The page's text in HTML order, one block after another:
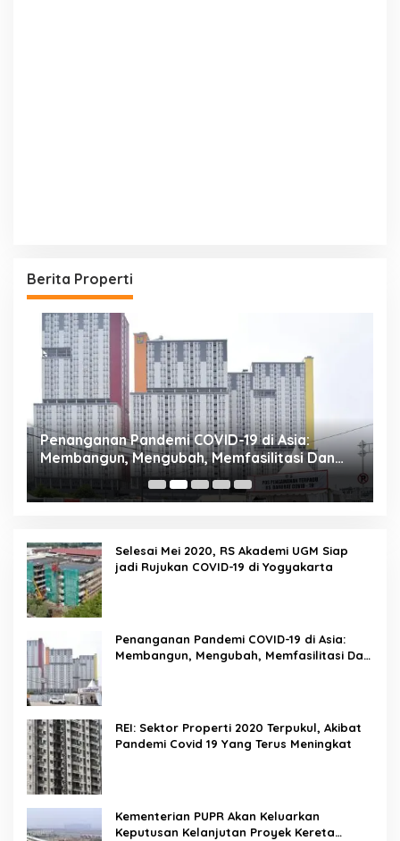
Berita Properti
Penanganan Pandemi COVID-19 di Asia:
Membangun, Mengubah, Memfasilitasi Dan
Mengelola Ruang
Selesai Mei 2020, RS Akademi UGM Siap
jadi Rujukan COVID-19 di Yogyakarta
Penanganan Pandemi COVID-19 di Asia:
Membangun, Mengubah, Memfasilitasi Dan
REI: Sektor Properti 2020 Terpukul, Akibat
Pandemi Covid 19 Yang Terus Meningkat
Kementerian PUPR Akan Keluarkan
Keputusan Kelanjutan Proyek Kereta